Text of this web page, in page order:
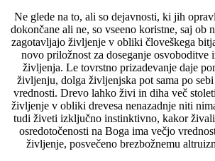
Ne glede na to, ali so dejavnosti, ki jih
dokončane ali ne, so vseeno koristne, saj ob
zagotavljajo življenje v obliki človeškega
novo priložnost za doseganje osvoboditve
življenja. Le tovrstno prizadevanje daje
življenju, dolga življenjska pot sama po
vrednosti. Drevo lahko živi in diha več
življenje v obliki drevesa nenazadnje niti
tudi živeti izključno instinktivno, kakor
osredotočenosti na Boga ima večjo
življenje, posvečeno brezbožnemu